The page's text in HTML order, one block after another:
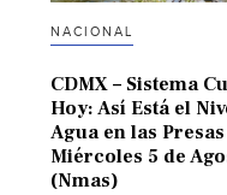
NACIONAL
CDMX – Sistema
Hoy: Así Está el
Agua en las
Miércoles 5 de
(Nmas)